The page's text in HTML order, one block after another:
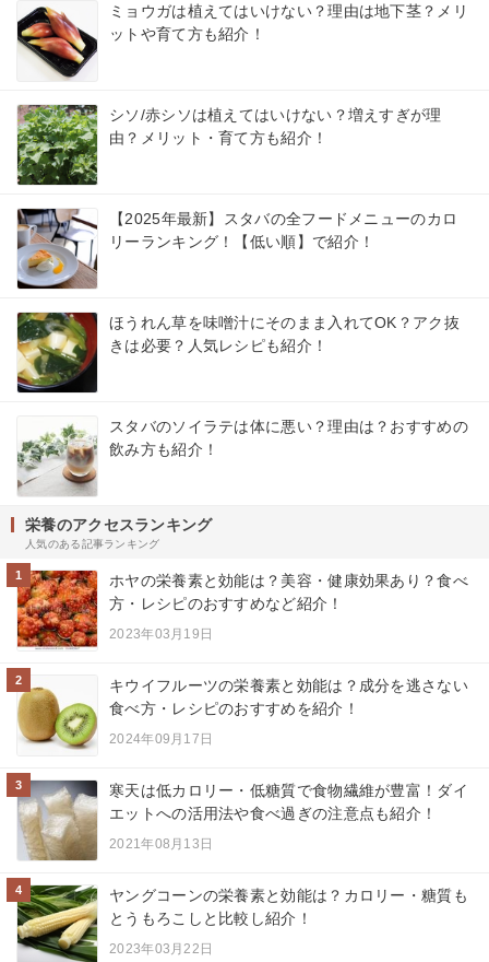
ミョウガは植えてはいけない？理由は地下茎？メリ
ットや育て方も紹介！
シソ/赤シソは植えてはいけない？増えすぎが理
由？メリット・育て方も紹介！
【2025年最新】スタバの全フードメニューのカロ
リーランキング！【低い順】で紹介！
ほうれん草を味噌汁にそのまま入れてOK？アク抜
きは必要？人気レシピも紹介！
スタバのソイラテは体に悪い？理由は？おすすめの
飲み方も紹介！
栄養のアクセスランキング
人気のある記事ランキング
1
ホヤの栄養素と効能は？美容・健康効果あり？食べ
方・レシピのおすすめなど紹介！
2023年03月19日
2
キウイフルーツの栄養素と効能は？成分を逃さない
食べ方・レシピのおすすめを紹介！
2024年09月17日
3
寒天は低カロリー・低糖質で食物繊維が豊富！ダイ
エットへの活用法や食べ過ぎの注意点も紹介！
2021年08月13日
4
ヤングコーンの栄養素と効能は？カロリー・糖質も
とうもろこしと比較し紹介！
2023年03月22日